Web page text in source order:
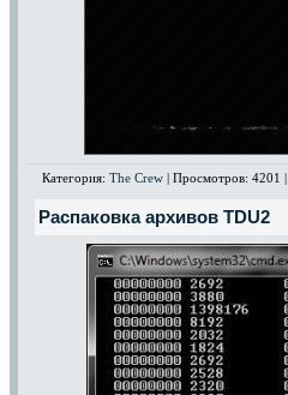
Категория: The Crew | Просмотров: 4201 |
Распаковка архивов TDU2